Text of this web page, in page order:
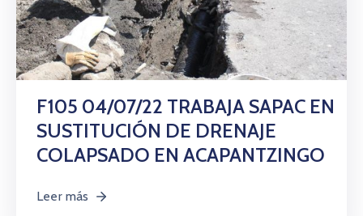
F105 04/07/22 TRABAJA SAPAC EN
SUSTITUCIÓN DE DRENAJE
COLAPSADO EN ACAPANTZINGO
Leer más